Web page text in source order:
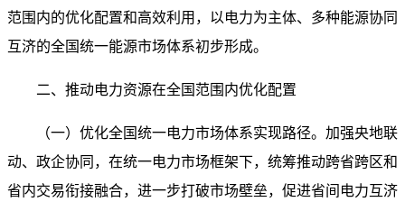
范围内的优化配置和高效利用，以电力为主体、多种能源协同
互济的全国统一能源市场体系初步形成。
二、推动电力资源在全国范围内优化配置
（一）优化全国统一电力市场体系实现路径。加强央地联
动、政企协同，在统一电力市场框架下，统筹推动跨省跨区和
省内交易衔接融合，进一步打破市场壁垒，促进省间电力互济